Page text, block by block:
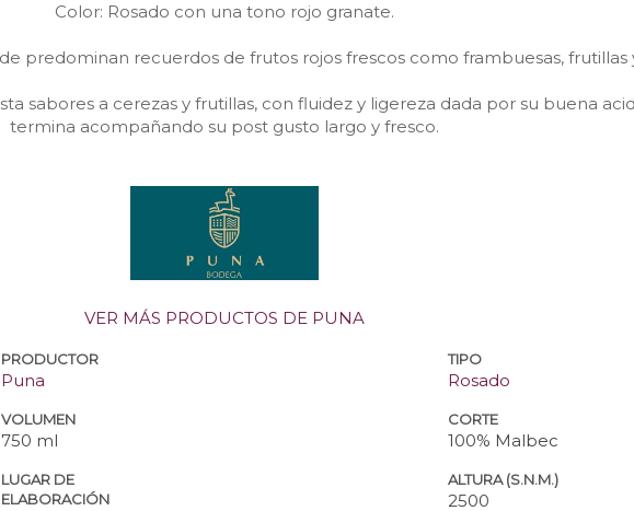
Color: Rosado con una tono rojo granate.
predominan recuerdos de frutos rojos frescos como frambuesas, frutillas
sabores a cerezas y frutillas, con fluidez y ligereza dada por su buena
termina acompañando su post gusto largo y fresco.
VER MÁS PRODUCTOS DE PUNA
PRODUCTOR
Puna
TIPO
Rosado
VOLUMEN
750 ml
CORTE
100% Malbec
LUGAR DE
ELABORACIÓN
ALTURA (S.N.M.)
2500